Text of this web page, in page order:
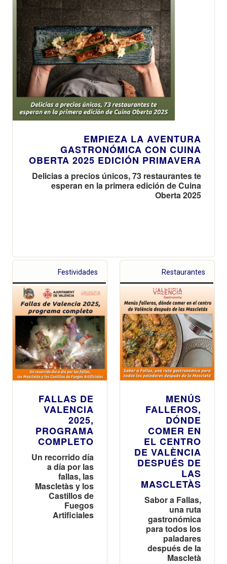
EMPIEZA LA AVENTURA
GASTRONÓMICA CON CUINA
OBERTA 2025 EDICIÓN PRIMAVERA
Delicias a precios únicos, 73 restaurantes te
esperan en la primera edición de Cuina
Oberta 2025
Festividades
FALLAS DE
VALENCIA
2025,
PROGRAMA
COMPLETO
Un recorrido día
a día por las
fallas, las
Mascletàs y los
Castillos de
Fuegos
Artificiales
Restaurantes
MENÚS
FALLEROS,
DÓNDE
COMER EN
EL CENTRO
DE VALÈNCIA
DESPUÉS DE
LAS
MASCLETÀS
Sabor a Fallas,
una ruta
gastronómica
para todos los
paladares
después de la
Mascletà